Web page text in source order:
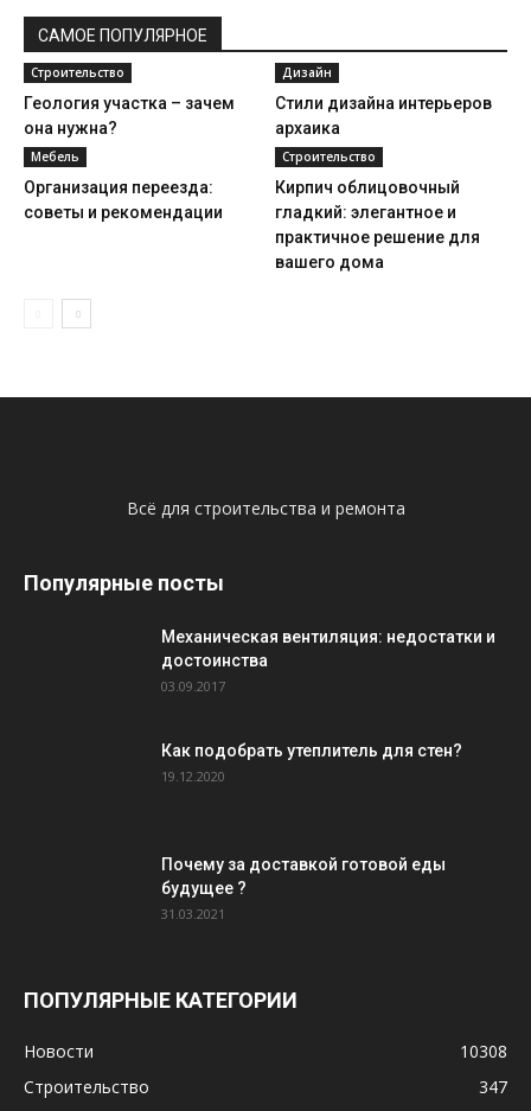
САМОЕ ПОПУЛЯРНОЕ
Строительство
Геология участка – зачем
она нужна?
Дизайн
Стили дизайна интерьеров
архаика
Мебель
Организация переезда:
советы и рекомендации
Строительство
Кирпич облицовочный
гладкий: элегантное и
практичное решение для
вашего дома
Всё для строительства и ремонта
Популярные посты
Механическая вентиляция: недостатки и
достоинства
03.09.2017
Как подобрать утеплитель для стен?
19.12.2020
Почему за доставкой готовой еды
будущее ?
31.03.2021
ПОПУЛЯРНЫЕ КАТЕГОРИИ
Новости
10308
Строительство
347